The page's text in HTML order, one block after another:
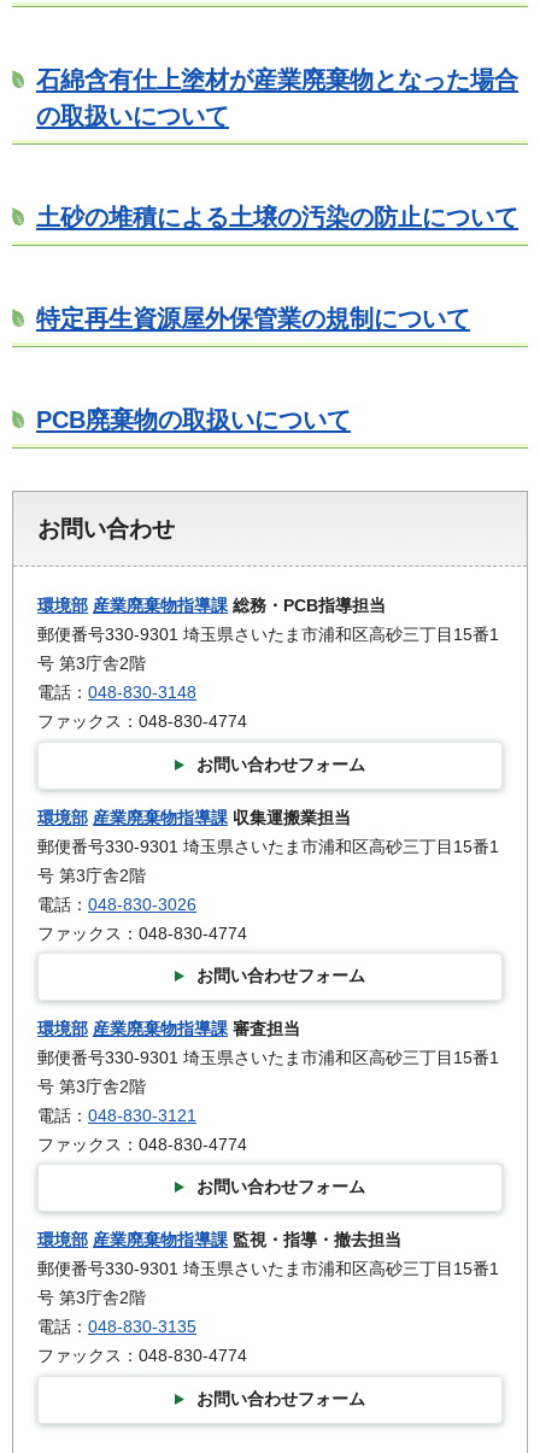
石綿含有仕上塗材が産業廃棄物となった場合
の取扱いについて
土砂の堆積による土壌の汚染の防止について
特定再生資源屋外保管業の規制について
PCB廃棄物の取扱いについて
お問い合わせ
環境部 産業廃棄物指導課 総務・PCB指導担当
郵便番号330-9301 埼玉県さいたま市浦和区高砂三丁目15番1
号 第3庁舎2階
電話： 048-830-3148
ファックス：048-830-4774
お問い合わせフォーム
環境部 産業廃棄物指導課 収集運搬業担当
郵便番号330-9301 埼玉県さいたま市浦和区高砂三丁目15番1
号 第3庁舎2階
電話： 048-830-3026
ファックス：048-830-4774
お問い合わせフォーム
環境部 産業廃棄物指導課 審査担当
郵便番号330-9301 埼玉県さいたま市浦和区高砂三丁目15番1
号 第3庁舎2階
電話： 048-830-3121
ファックス：048-830-4774
お問い合わせフォーム
環境部 産業廃棄物指導課 監視・指導・撤去担当
郵便番号330-9301 埼玉県さいたま市浦和区高砂三丁目15番1
号 第3庁舎2階
電話： 048-830-3135
ファックス：048-830-4774
お問い合わせフォーム